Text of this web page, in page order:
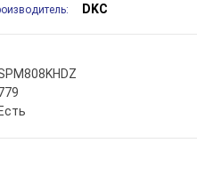
DKC
Есть